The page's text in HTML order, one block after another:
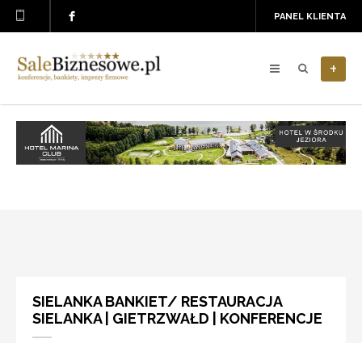
PANEL KLIENTA
+
SIELANKA BANKIET/ RESTAURACJA
SIELANKA | GIETRZWAŁD | KONFERENCJE